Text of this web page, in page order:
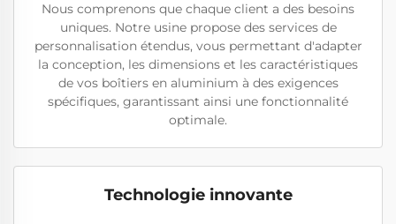
Nous comprenons que chaque client a des besoins
uniques. Notre usine propose des services de
personnalisation étendus, vous permettant d'adapter
la conception, les dimensions et les caractéristiques
de vos boîtiers en aluminium à des exigences
spécifiques, garantissant ainsi une fonctionnalité
optimale.
Technologie innovante